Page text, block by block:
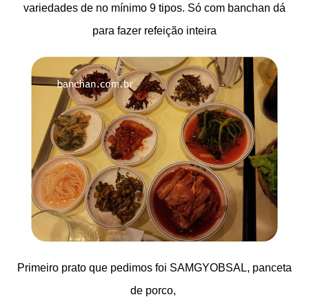
variedades de no mínimo 9 tipos. Só com banchan dá
para fazer refeição inteira
Primeiro prato que pedimos foi SAMGYOBSAL, panceta
de porco,